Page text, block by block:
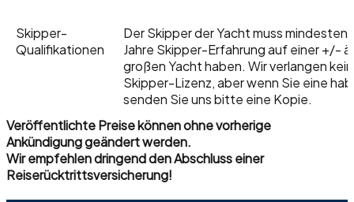
Skipper-
Qualifikationen
Der Skipper der Yacht muss
Jahre Skipper-Erfahrung auf einer +/-
großen Yacht haben. Wir verlangen
Skipper-Lizenz, aber wenn Sie eine
senden Sie uns bitte eine Kopie.
Veröffentlichte Preise können ohne vorherige
Ankündigung geändert werden.
Wir empfehlen dringend den Abschluss einer
Reiserücktrittsversicherung!